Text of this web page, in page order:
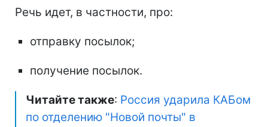
Речь идет, в частности, про:
отправку посылок;
получение посылок.
Читайте также: Россия ударила КАБом
по отделению "Новой почты" в